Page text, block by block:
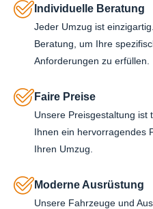
Individuelle Beratung
Jeder Umzug ist
Beratung, um Ihre
Anforderungen zu erfüllen.
Faire Preise
Unsere Preisgestaltung ist
Ihnen ein hervorragendes
Ihren Umzug.
Moderne Ausrüstung
Unsere Fahrzeuge und